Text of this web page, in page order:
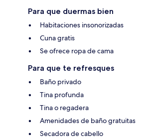
Para que duermas bien
Habitaciones insonorizadas
Cuna gratis
Se ofrece ropa de cama
Para que te refresques
Baño privado
Tina profunda
Tina o regadera
Amenidades de baño gratuitas
Secadora de cabello